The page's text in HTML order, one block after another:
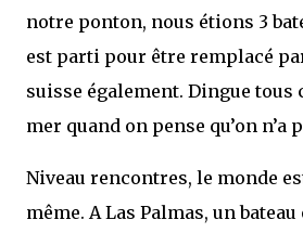
notre ponton, nous étions 3
est parti pour être remplacé
suisse également. Dingue tous
mer quand on pense qu’on n’a
Niveau rencontres, le monde
même. A Las Palmas, un